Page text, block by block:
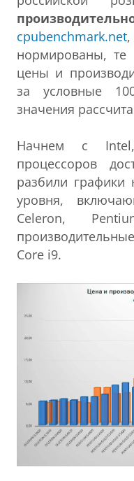
cpubenchmark.net
нормированы, те
цены и
за условные
значения
Начнем с
процессоров
разбили графики
уровня,
Celeron,
Core i9.